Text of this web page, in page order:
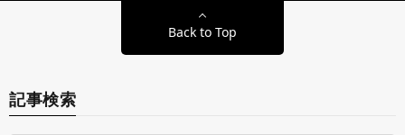
Back to Top
記事検索